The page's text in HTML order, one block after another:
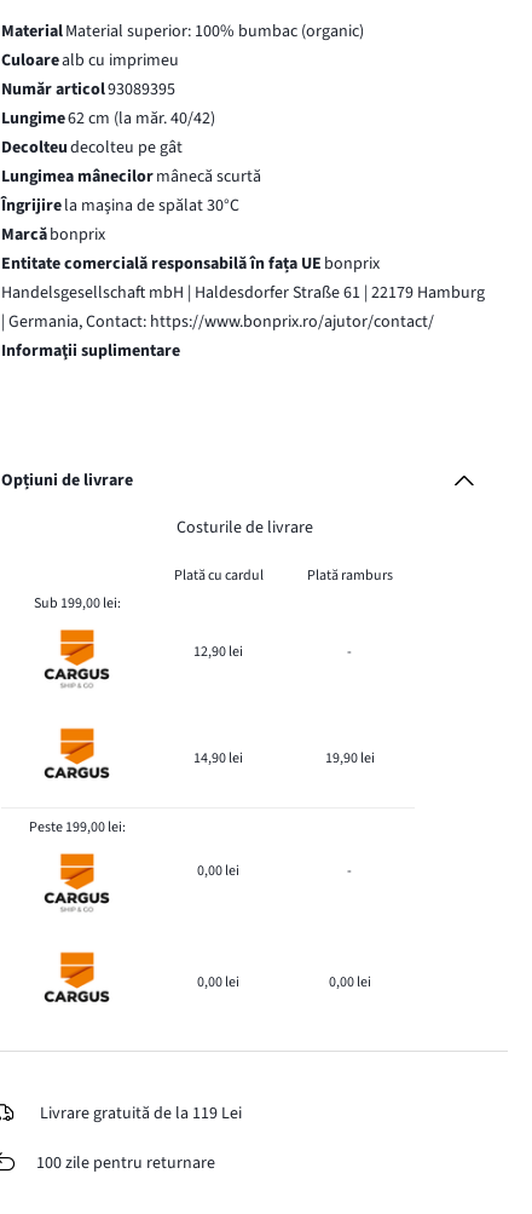
MaterialMaterial superior: 100% bumbac (organic)
Culoarealb cu imprimeu
Număr articol93089395
Lungime62 cm (la măr. 40/42)
Decolteudecolteu pe gât
Lungimea mânecilormânecă scurtă
Îngrijirela maşina de spălat 30°C
Marcăbonprix
Entitate comercială responsabilă în fața UE bonprix
Handelsgesellschaft mbH | Haldesdorfer Straße 61 | 22179 Hamburg
| Germania, Contact: https://www.bonprix.ro/ajutor/contact/
Informaţii suplimentare
Opțiuni de livrare
Costurile de livrare
Plată cu cardul
Plată ramburs
Sub 199,00 lei:
12,90 lei -
14,90 lei 19,90 lei
Peste 199,00 lei:
0,00 lei -
0,00 lei 0,00 lei
Livrare gratuită de la 119 Lei
100 zile pentru returnare